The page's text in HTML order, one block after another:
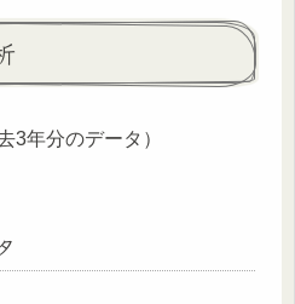
3年分のデータ）